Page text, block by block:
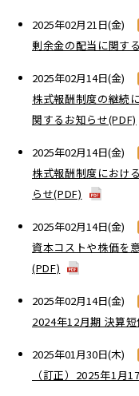
2025年02月21日(金)
剰余金の配当に関す
2025年02月14日(金)
株式報酬制度の継続
関するお知らせ(PDF)
2025年02月14日(金)
株式報酬制度におけ
らせ(PDF)
2025年02月14日(金)
資本コストや株価を
(PDF)
2025年02月14日(金)
2024年12月期 決算短
2025年01月30日(木)
（訂正）2025年1月